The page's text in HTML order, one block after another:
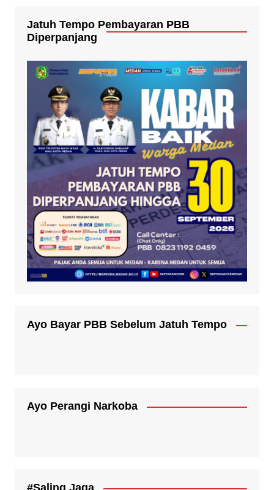
Jatuh Tempo Pembayaran PBB
Diperpanjang
Ayo Bayar PBB Sebelum Jatuh Tempo
Ayo Perangi Narkoba